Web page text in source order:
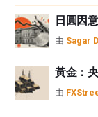
日圓因
由 Sagar
黃金：
由